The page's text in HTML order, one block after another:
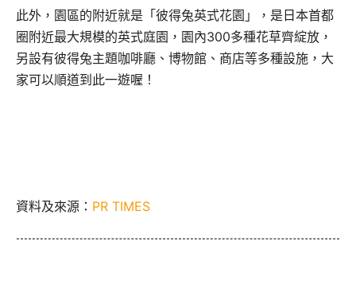
此外，園區的附近就是「彼得兔英式花園」，是日本首都
圈附近最大規模的英式庭園，園內300多種花草齊綻放，
另設有彼得兔主題咖啡廳、博物館、商店等多種設施，大
家可以順道到此一遊喔！
資料及來源： PR TIMES